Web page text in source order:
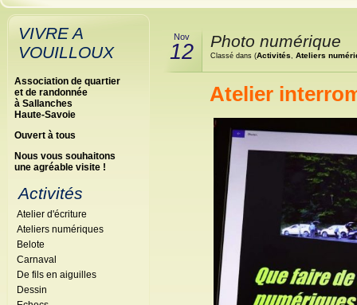
VIVRE A
VOUILLOUX
Association de quartier
et de randonnée
à Sallanches
Haute-Savoie
Ouvert à tous
Nous vous souhaitons
une agréable visite !
Activités
Atelier d'écriture
Ateliers numériques
Belote
Carnaval
De fils en aiguilles
Dessin
Nov
12 Photo numérique
Classé dans (Activités, Ateliers
Atelier